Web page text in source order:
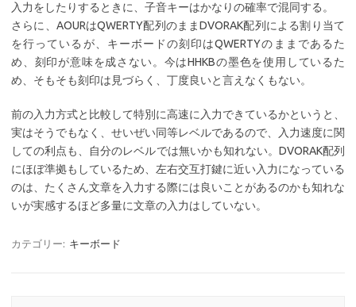
入力をしたりするときに、子音キーはかなりの確率で混同する。
さらに、AOURはQWERTY配列のままDVORAK配列による割り当て
を行っているが、キーボードの刻印はQWERTYのままであるた
め、刻印が意味を成さない。今はHHKBの墨色を使用しているた
め、そもそも刻印は見づらく、丁度良いと言えなくもない。
前の入力方式と比較して特別に高速に入力できているかというと、
実はそうでもなく、せいぜい同等レベルであるので、入力速度に関
しての利点も、自分のレベルでは無いかも知れない。DVORAK配列
にほぼ準拠もしているため、左右交互打鍵に近い入力になっている
のは、たくさん文章を入力する際には良いことがあるのかも知れな
いが実感するほど多量に文章の入力はしていない。
カテゴリー: キーボード